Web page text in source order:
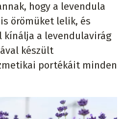
hogy a levendula
örömüket lelik, és
kínálja a levendulavirág
készült
portékáit minden